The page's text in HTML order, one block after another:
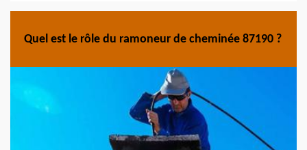
Quel est le rôle du ramoneur de cheminée 87190 ?